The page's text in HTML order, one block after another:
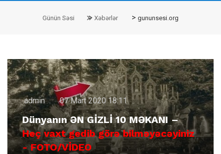
Günün Səsi > Xəbərlər > gununsesi.org
admin 07 Mart 2020 18:11
Dünyanın ƏN GİZLİ 10 MƏKANI –
Heç vaxt gedib görə bilməyəcəyiniz
- FOTO/VİDEO